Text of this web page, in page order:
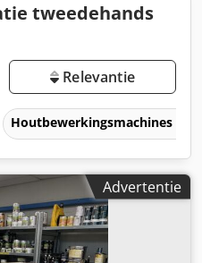
tweedehands
Relevantie
Houtbewerkingsmachines
Advertentie